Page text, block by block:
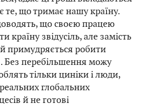
те, що тримає нашу країну.
що своєю працею
країну звідусіль, але замість
примудряється робити
перебільшення можу
тільки циніки і люди,
глобальних
й не готові